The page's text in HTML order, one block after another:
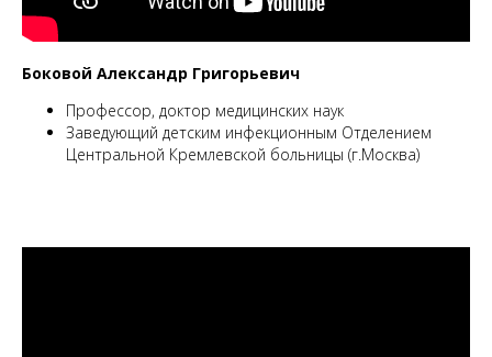
Боковой Александр Григорьевич
Профессор, доктор медицинских наук
Заведующий детским инфекционным Отделением
Центральной Кремлевской больницы (г.Москва)